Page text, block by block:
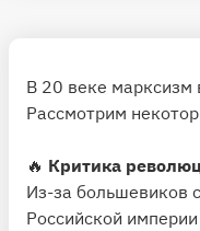
В 20 веке марксизм
Рассмотрим
🔥 Критика
Из-за большевиков
Российской